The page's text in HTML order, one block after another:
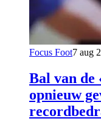
Focus Foot7 aug
Bal van de
opnieuw